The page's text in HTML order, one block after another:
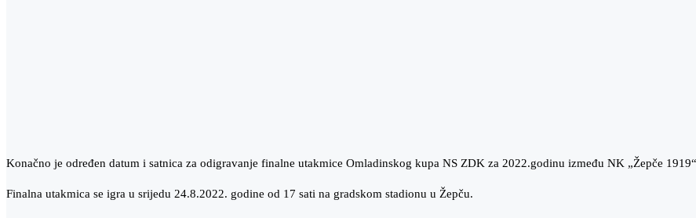
Konačno je određen datum i satnica za odigravanje finalne utakmice Omladinskog kupa NS ZDK za 2022.godinu između NK „Žepče
Finalna utakmica se igra u srijedu 24.8.2022. godine od 17 sati na gradskom stadionu u Žepču.